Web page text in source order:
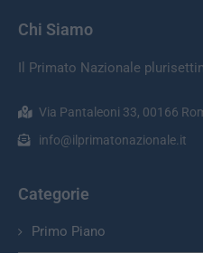
Chi Siamo
Il Primato Nazionale
Via Pantaleoni 33, 00166
info@ilprimatonazionale.it
Categorie
Primo Piano